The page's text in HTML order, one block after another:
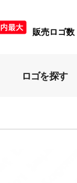
販売ロゴ数
ロゴを探す